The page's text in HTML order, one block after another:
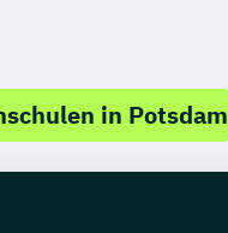
in Potsdam